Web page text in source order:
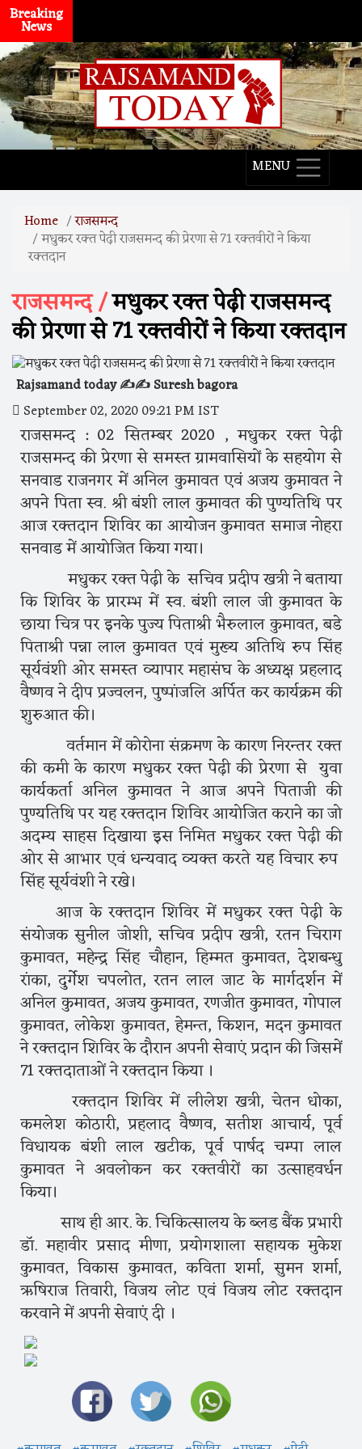
Breaking
News
MENU
Home राजसमन्द
मधुकर रक्त पेढ़ी राजसमन्द की प्रेरणा से 71 रक्तवीरों ने किया
रक्तदान
राजसमन्द /मधुकर रक्त पेढ़ी राजसमन्द
की प्रेरणा से 71 रक्तवीरों ने किया रक्तदान
Rajsamand today ✍️✍️ Suresh bagora
September 02, 2020 09:21 PM IST
राजसमन्द : 02 सितम्बर 2020 , मधुकर रक्त पेढ़ी
राजसमन्द की प्रेरणा से समस्त ग्रामवासियों के सहयोग से
सनवाड राजनगर में अनिल कुमावत एवं अजय कुमावत ने
अपने पिता स्व. श्री बंशी लाल कुमावत की पुण्यतिथि पर
आज रक्तदान शिविर का आयोजन कुमावत समाज नोहरा
सनवाड में आयोजित किया गया।
मधुकर रक्त पेढ़ी के सचिव प्रदीप खत्री ने बताया
कि शिविर के प्रारम्भ में स्व. बंशी लाल जी कुमावत के
छाया चित्र पर इनके पुज्य पिताश्री भैरुलाल कुमावत, बडे
पिताश्री पन्ना लाल कुमावत एवं मुख्य अतिथि रुप सिंह
सूर्यवंशी ओर समस्त व्यापार महासंघ के अध्यक्ष प्रहलाद
वैष्णव ने दीप प्रज्वलन, पुष्पांजलि अर्पित कर कार्यक्रम की
शुरुआत की।
वर्तमान में कोरोना संक्रमण के कारण निरन्तर रक्त
की कमी के कारण मधुकर रक्त पेढ़ी की प्रेरणा से युवा
कार्यकर्ता अनिल कुमावत ने आज अपने पिताजी की
पुण्यतिथि पर यह रक्तदान शिविर आयोजित कराने का जो
अदम्य साहस दिखाया इस निमित मधुकर रक्त पेढ़ी की
ओर से आभार एवं धन्यवाद व्यक्त करते यह विचार रुप
सिंह सूर्यवंशी ने रखे।
आज के रक्तदान शिविर में मधुकर रक्त पेढ़ी के
संयोजक सुनील जोशी, सचिव प्रदीप खत्री, रतन चिराग
कुमावत, महेन्द्र सिंह चौहान, हिम्मत कुमावत, देशबन्धु
रांका, दुर्गेश चपलोत, रतन लाल जाट के मार्गदर्शन में
अनिल कुमावत, अजय कुमावत, रणजीत कुमावत, गोपाल
कुमावत, लोकेश कुमावत, हेमन्त, किशन, मदन कुमावत
ने रक्तदान शिविर के दौरान अपनी सेवाएं प्रदान की जिसमें
71 रक्तदाताओं ने रक्तदान किया ।
रक्तदान शिविर में लीलेश खत्री, चेतन धोका,
कमलेश कोठारी, प्रहलाद वैष्णव, सतीश आचार्य, पूर्व
विधायक बंशी लाल खटीक, पूर्व पार्षद चम्पा लाल
कुमावत ने अवलोकन कर रक्तवीरों का उत्साहवर्धन
किया।
साथ ही आर. के. चिकित्सालय के ब्लड बैंक प्रभारी
डाॅ. महावीर प्रसाद मीणा, प्रयोगशाला सहायक मुकेश
कुमावत, विकास कुमावत, कविता शर्मा, सुमन शर्मा,
ऋषिराज तिवारी, विजय लोट एवं विजय लोट रक्तदान
करवाने में अपनी सेवाएं दी ।